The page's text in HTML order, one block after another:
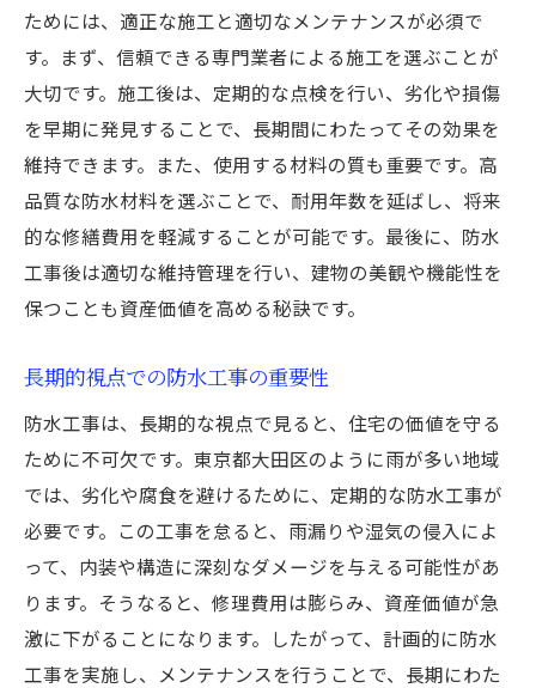
ためには、適正な施工と適切なメンテナンスが必須で
す。まず、信頼できる専門業者による施工を選ぶことが
大切です。施工後は、定期的な点検を行い、劣化や損傷
を早期に発見することで、長期間にわたってその効果を
維持できます。また、使用する材料の質も重要です。高
品質な防水材料を選ぶことで、耐用年数を延ばし、将来
的な修繕費用を軽減することが可能です。最後に、防水
工事後は適切な維持管理を行い、建物の美観や機能性を
保つことも資産価値を高める秘訣です。
長期的視点での防水工事の重要性
防水工事は、長期的な視点で見ると、住宅の価値を守る
ために不可欠です。東京都大田区のように雨が多い地域
では、劣化や腐食を避けるために、定期的な防水工事が
必要です。この工事を怠ると、雨漏りや湿気の侵入によ
って、内装や構造に深刻なダメージを与える可能性があ
ります。そうなると、修理費用は膨らみ、資産価値が急
激に下がることになります。したがって、計画的に防水
工事を実施し、メンテナンスを行うことで、長期にわた